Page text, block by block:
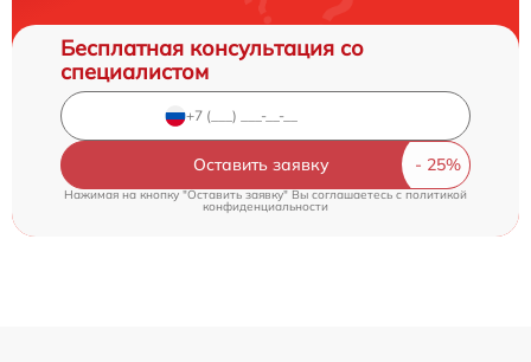
Бесплатная консультация со
специалистом
Оставить заявку
Нажимая на кнопку "Оставить заявку" Вы соглашаетесь cполитикой
конфиденциальности